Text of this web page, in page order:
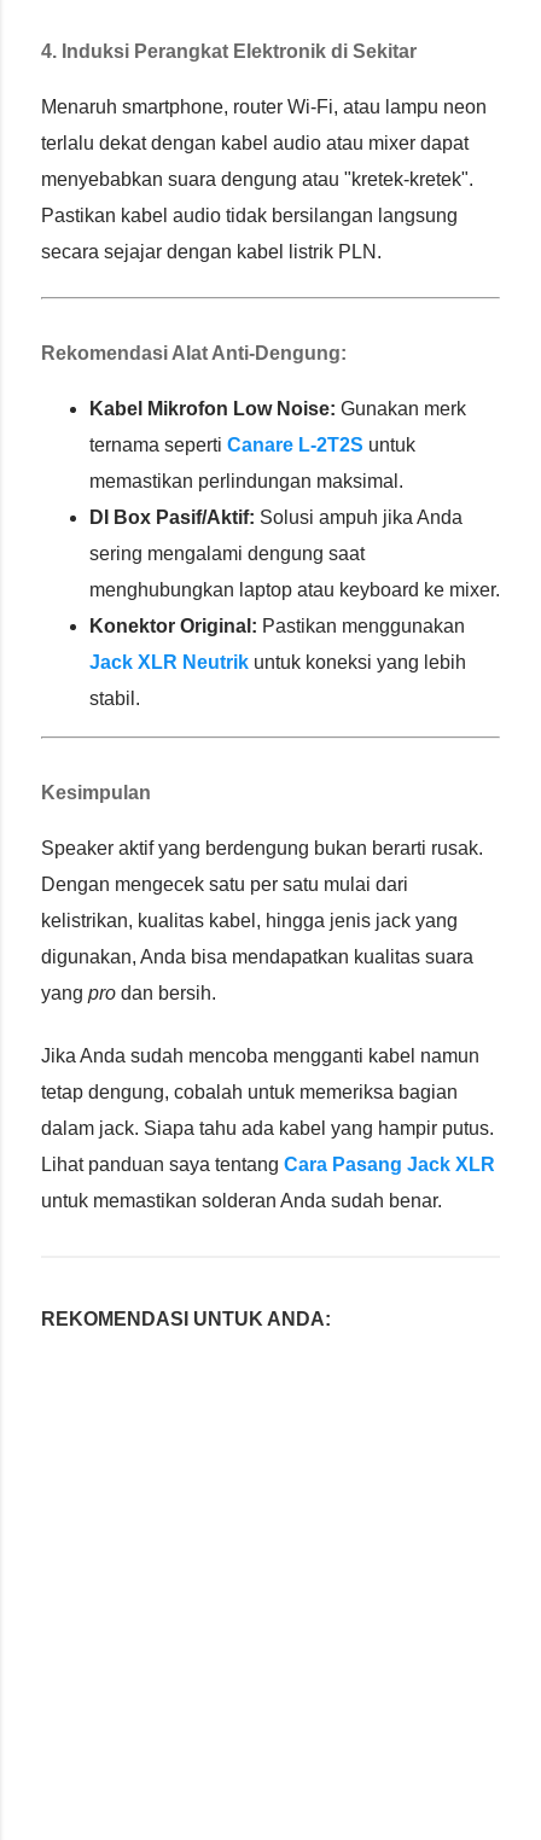
4. Induksi Perangkat Elektronik di Sekitar
Menaruh smartphone, router Wi-Fi, atau lampu neon
terlalu dekat dengan kabel audio atau mixer dapat
menyebabkan suara dengung atau "kretek-kretek".
Pastikan kabel audio tidak bersilangan langsung
secara sejajar dengan kabel listrik PLN.
Rekomendasi Alat Anti-Dengung:
Kabel Mikrofon Low Noise: Gunakan merk
ternama seperti Canare L-2T2S untuk
memastikan perlindungan maksimal.
DI Box Pasif/Aktif: Solusi ampuh jika Anda
sering mengalami dengung saat
menghubungkan laptop atau keyboard ke mixer.
Konektor Original: Pastikan menggunakan
Jack XLR Neutrik untuk koneksi yang lebih
stabil.
Kesimpulan
Speaker aktif yang berdengung bukan berarti rusak.
Dengan mengecek satu per satu mulai dari
kelistrikan, kualitas kabel, hingga jenis jack yang
digunakan, Anda bisa mendapatkan kualitas suara
yang pro dan bersih.
Jika Anda sudah mencoba mengganti kabel namun
tetap dengung, cobalah untuk memeriksa bagian
dalam jack. Siapa tahu ada kabel yang hampir putus.
Lihat panduan saya tentang Cara Pasang Jack XLR
untuk memastikan solderan Anda sudah benar.
REKOMENDASI UNTUK ANDA: